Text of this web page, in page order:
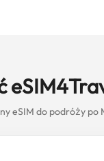
eSIM do podróży po